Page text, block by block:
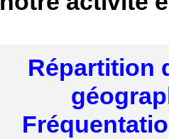
Répartition